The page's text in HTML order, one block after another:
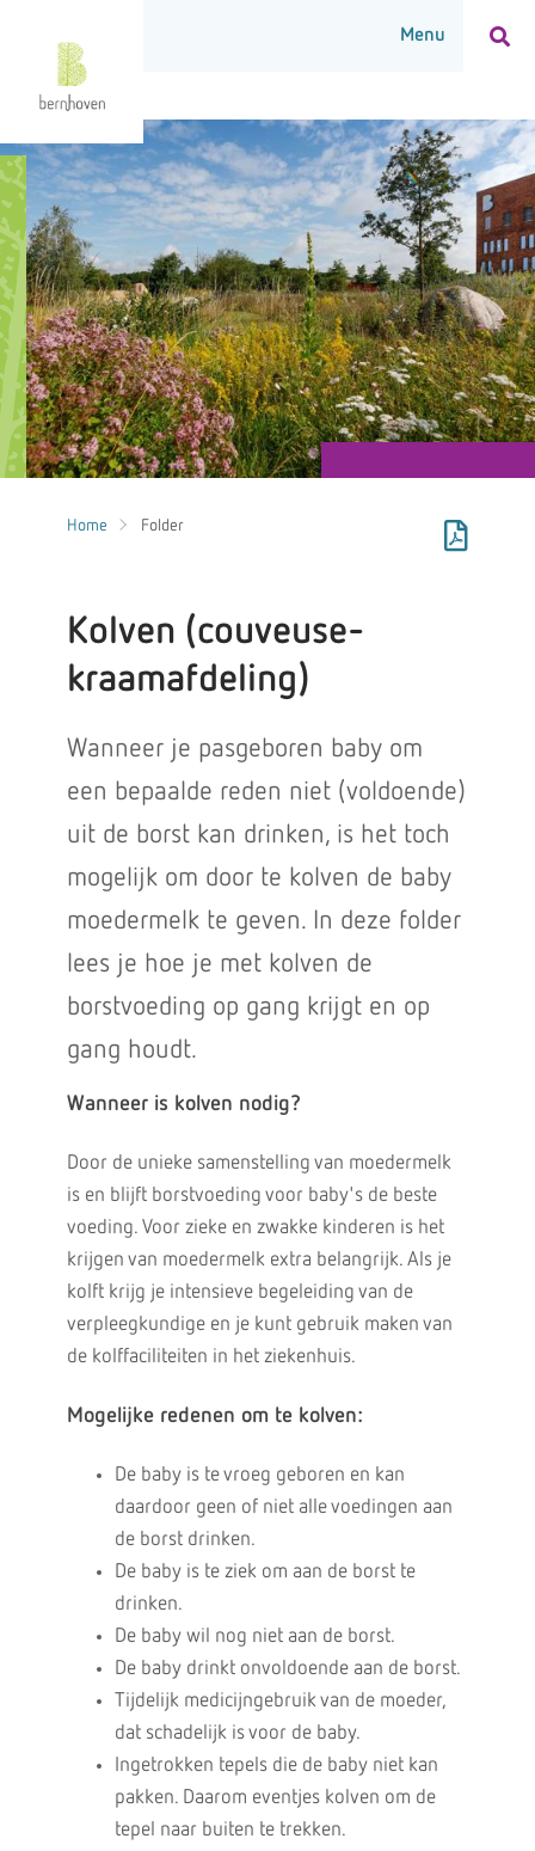
Home Folder
Kolven (couveuse-
kraamafdeling)
Wanneer je pasgeboren baby om
een bepaalde reden niet (voldoende)
uit de borst kan drinken, is het toch
mogelijk om door te kolven de baby
moedermelk te geven. In deze folder
lees je hoe je met kolven de
borstvoeding op gang krijgt en op
gang houdt.
Wanneer is kolven nodig?
Door de unieke samenstelling van moedermelk
is en blijft borstvoeding voor baby's de beste
voeding. Voor zieke en zwakke kinderen is het
krijgen van moedermelk extra belangrijk. Als je
kolft krijg je intensieve begeleiding van de
verpleegkundige en je kunt gebruik maken van
de kolffaciliteiten in het ziekenhuis.
Mogelijke redenen om tekolven:
De baby is te vroeg geboren en kan
daardoor geen of niet alle voedingen aan
de borst drinken.
De baby is te ziek om aan de borst te
drinken.
De baby wil nog niet aan de borst.
De baby drinkt onvoldoende aan de borst.
Tijdelijk medicijngebruik van de moeder,
dat schadelijk is voor de baby.
Ingetrokken tepels die de baby niet kan
pakken. Daarom eventjes kolven om de
tepel naar buiten te trekken.